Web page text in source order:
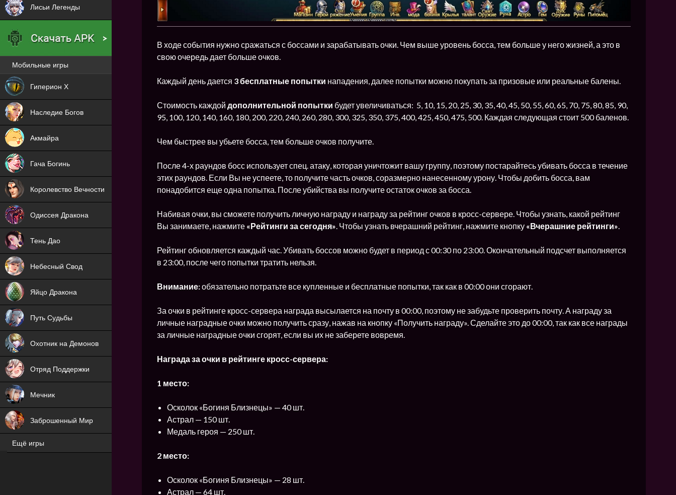
В ходе события нужно сражаться с боссами и зарабатывать очки. Чем выше уровень босса, тем больше у него жизней, а это в
свою очередь дает больше очков.
Каждый день дается 3 бесплатные попытки нападения, далее попытки можно покупать за призовые или реальные балены.
Стоимость каждой дополнительной попытки будет увеличиваться: 5, 10, 15, 20, 25, 30, 35, 40, 45, 50, 55, 60, 65, 70, 75, 80, 85, 90,
95, 100, 120, 140, 160, 180, 200, 220, 240, 260, 280, 300, 325, 350, 375, 400, 425, 450, 475, 500. Каждая следующая стоит 500 баленов.
Чем быстрее вы убьете босса, тем больше очков получите.
После 4-х раундов босс использует спец. атаку, которая уничтожит вашу группу, поэтому постарайтесь убивать босса в течение
этих раундов. Если Вы не успеете, то получите часть очков, соразмерно нанесенному урону. Чтобы добить босса, вам
понадобится еще одна попытка. После убийства вы получите остаток очков за босса.
Набивая очки, вы сможете получить личную награду и награду за рейтинг очков в кросс-сервере. Чтобы узнать, какой рейтинг
Вы занимаете, нажмите «Рейтинги за сегодня». Чтобы узнать вчерашний рейтинг, нажмите кнопку «Вчерашние рейтинги».
Рейтинг обновляется каждый час. Убивать боссов можно будет в период с 00:30 по 23:00. Окончательный подсчет выполняется
в 23:00, после чего попытки тратить нельзя.
Внимание:обязательно потратьте все купленные и бесплатные попытки, так как в 00:00 они сгорают.
За очки в рейтинге кросс-сервера награда высылается на почту в 00:00, поэтому не забудьте проверить почту. А награду за
личные наградные очки можно получить сразу, нажав на кнопку «Получить награду». Сделайте это до 00:00, так как все награды
за личные наградные очки сгорят, если вы их не заберете вовремя.
Награда за очки в рейтинге кросс-сервера:
1 место:
Осколок «Богиня Близнецы» — 40 шт.
Астрал — 150 шт.
Медаль героя — 250 шт.
2 место:
Осколок «Богиня Близнецы» — 28 шт.
Астрал — 64 шт.
Лисьи Легенды
Мобильные игры
Гиперион Х
Наследие Богов
NEW
Акмайра
NEW
Гача Богинь
NEW
Королевство Вечности
NEW
Одиссея Дракона
NEW
Тень Дао
NEW
Небесный Свод
NEW
Яйцо Дракона
NEW
Путь Судьбы
NEW
Охотник на Демонов
ХИТ
Отряд Поддержки
ХИТ
Мечник
Заброшенный Мир
NEW
Ещё игры